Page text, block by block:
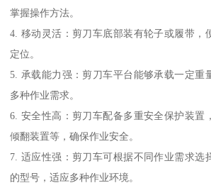
掌握操作方法。
4. 移动灵活：剪刀车底部装有轮子或履带，
定位。
5. 承载能力强：剪刀车平台能够承载一定重
多种作业需求。
6. 安全性高：剪刀车配备多重安全保护装置
倾翻装置等，确保作业安全。
7. 适应性强：剪刀车可根据不同作业需求选
的型号，适应多种作业环境。